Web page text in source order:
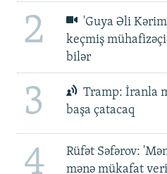
2
'Guya Əli
keçmiş
bilər
3
Tramp: İranla
başa çatacaq
4
Rüfət Səfərov:
mənə mükafat